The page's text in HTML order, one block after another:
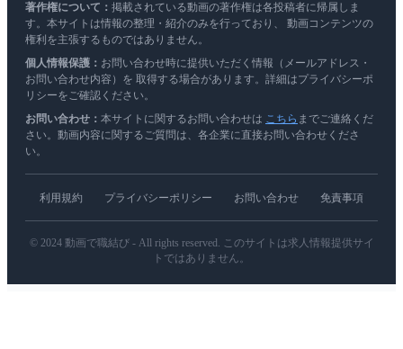
著作権について： 掲載されている動画の著作権は各投稿者に帰属しま
す。本サイトは情報の整理・紹介のみを行っており、 動画コンテンツの
権利を主張するものではありません。
個人情報保護： お問い合わせ時に提供いただく情報（メールアドレス・
お問い合わせ内容）を 取得する場合があります。詳細はプライバシーポ
リシーをご確認ください。
お問い合わせ： 本サイトに関するお問い合わせは こちら までご連絡くだ
さい。動画内容に関するご質問は、各企業に直接お問い合わせくださ
い。
利用規約 プライバシーポリシー お問い合わせ 免責事項
© 2024 動画で職結び - All rights reserved. このサイトは求人情報提供サイ
トではありません。